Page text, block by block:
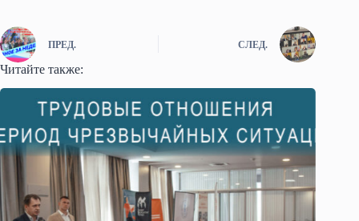
ПРЕД. СЛЕД.
Читайте также: